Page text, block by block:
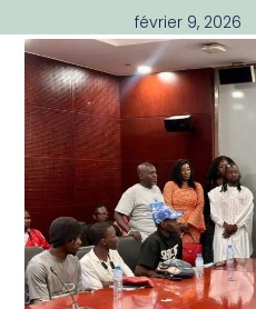
février 9, 2026